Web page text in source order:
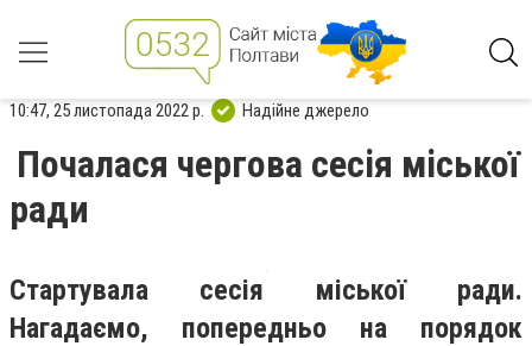
10:47, 25 листопада 2022 р. Надійне джерело
Почалася чергова сесія міської
ради
Стартувала сесія міської ради.
Нагадаємо, попередньо на порядок